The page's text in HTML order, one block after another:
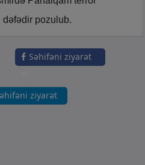
dəfədir pozulub.
Səhifəni ziyarət
ziyarət